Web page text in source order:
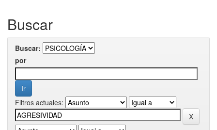
Buscar
Buscar:
por
Filtros actuales: